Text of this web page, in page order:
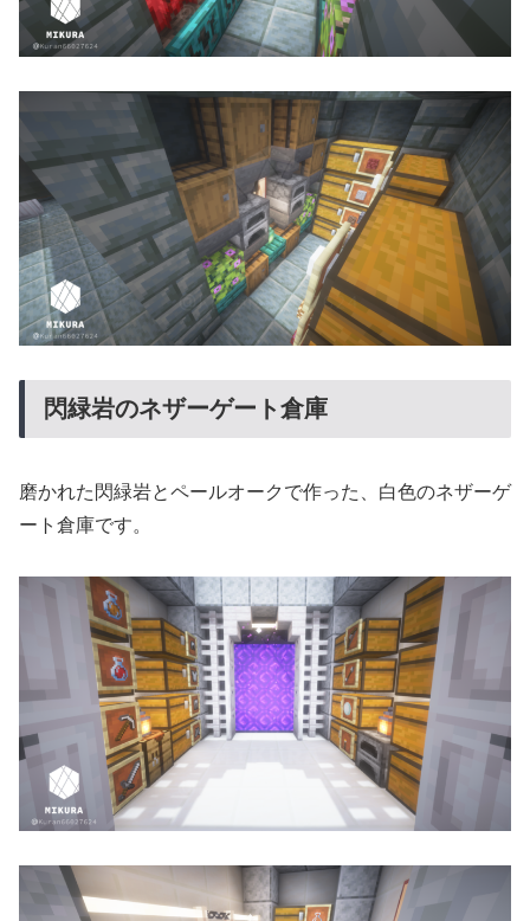
閃緑岩のネザーゲート倉庫
磨かれた閃緑岩とペールオークで作った、白色のネザーゲ
ート倉庫です。